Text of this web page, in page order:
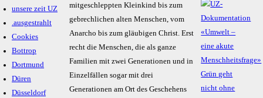
unsere zeit UZ
.ausgestrahlt
Cookies
Bottrop
Dortmund
Düren
Düsseldorf
mitgeschleppten Kleinkind bis zum
gebrechlichen alten Menschen, vom
Anarcho bis zum gläubigen Christ. Erst
recht die Menschen, die als ganze
Familien mit zwei Generationen und in
Einzelfällen sogar mit drei
Generationen am Ort des Geschehens